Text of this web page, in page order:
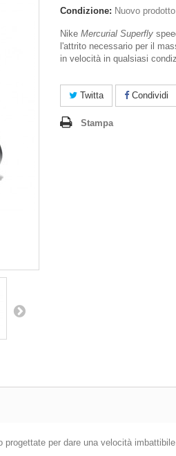
Condizione: Nuovo prodotto
Nike Mercurial Superfly
l'attrito necessario per il
in velocità in qualsiasi
Twitta Condividi
Stampa
progettate per dare una velocità